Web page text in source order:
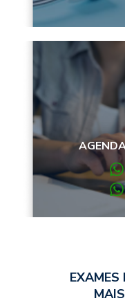
EXAMES